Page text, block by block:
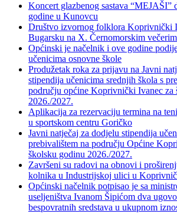
Koncert glazbenog sastava “MEJAŠI”
godine u Kunovcu
Društvo izvornog folklora Koprivnički
Bugarsku na X. Černomorskim
Općinski je načelnik i ove godine
učenicima osnovne škole
Produžetak roka za prijavu na Javni
stipendija učenicima srednjih škola s
području općine Koprivnički Ivanec za
2026./2027.
Aplikacija za rezervaciju termina na
u sportskom centru Goričko
Javni natječaj za dodjelu stipendija
prebivalištem na području Općine
školsku godinu 2026./2027.
Završeni su radovi na obnovi i
kolnika u Industrijskoj ulici u
Općinski načelnik potpisao je sa
useljeništva Ivanom Šipićom dva
bespovratnih sredstava u ukupnom